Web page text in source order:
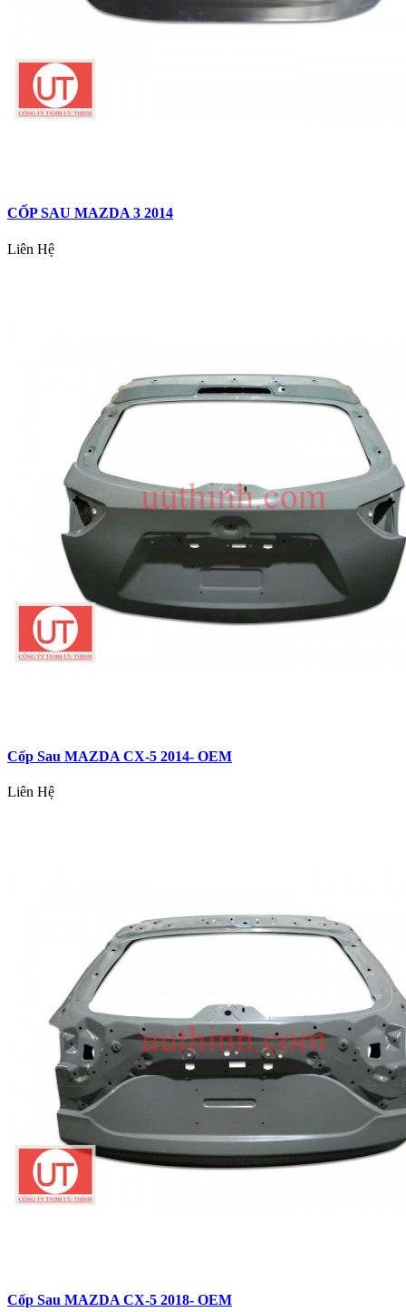
CỐP SAU MAZDA 3 2014
Liên Hệ
Cốp Sau MAZDA CX-5 2014- OEM
Liên Hệ
Cốp Sau MAZDA CX-5 2018- OEM